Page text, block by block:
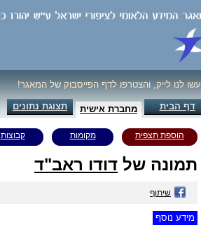
עשו לנו לייק, והצטרפו לדף הפייסבוק של המאגר!
דף הבית מחברת אישית תצוגת נתונים
הוספת תצפית מקומות קבוצות
תמונה של דודו ראב"ד
שיתוף
מידע נוסף